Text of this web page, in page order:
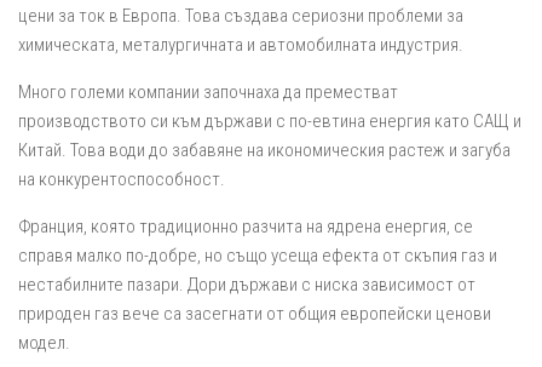
цени за ток в Европа. Това създава сериозни проблеми за
химическата, металургичната и автомобилната индустрия.
Много големи компании започнаха да преместват
производството си към държави с по-евтина енергия като САЩ и
Китай. Това води до забавяне на икономическия растеж и загуба
на конкурентоспособност.
Франция, която традиционно разчита на ядрена енергия, се
справя малко по-добре, но също усеща ефекта от скъпия газ и
нестабилните пазари. Дори държави с ниска зависимост от
природен газ вече са засегнати от общия европейски ценови
модел.